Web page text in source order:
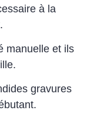
à la
manuelle et ils
gravures